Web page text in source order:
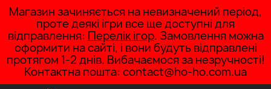
Магазин зачиняється на невизначений період,
проте деякі ігри все ще доступні для
відправлення: Перелік ігор. Замовлення можна
оформити на сайті, і вони будуть відправлені
протягом 1-2 днів. Вибачаємося за незручності!
Контактна пошта: contact@ho-ho.com.ua